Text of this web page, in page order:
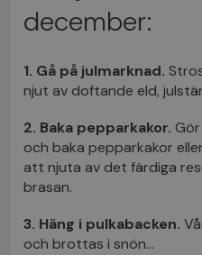
december:
1. Gå på julmarknad.
njut av doftande eld,
2. Baka pepparkakor.
och baka pepparkakor
att njuta av det färdiga
brasan.
3. Häng i pulkabacken.
och brottas i snön…